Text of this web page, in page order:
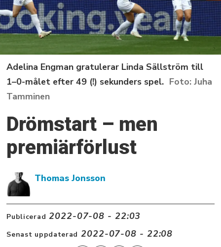
Adelina Engman gratulerar Linda Sällström till
1–0-målet efter 49 (!) sekunders spel.
Juha
Tamminen
Drömstart – men
premiärförlust
Thomas Jonsson
Publicerad 2022-07-08 - 22:03
Senast uppdaterad 2022-07-08 - 22:08